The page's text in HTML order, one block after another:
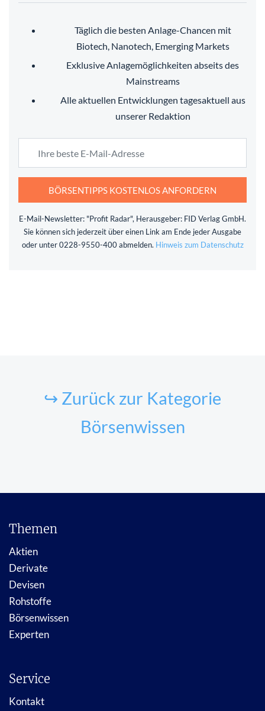
Täglich die besten Anlage-Chancen mit
Biotech, Nanotech, Emerging Markets
Exklusive Anlagemöglichkeiten abseits des
Mainstreams
Alle aktuellen Entwicklungen tagesaktuell aus
unserer Redaktion
BÖRSENTIPPS KOSTENLOS ANFORDERN
E-Mail-Newsletter: "Profit Radar", Herausgeber: FID Verlag GmbH.
Sie können sich jederzeit über einen Link am Ende jeder Ausgabe
oder unter 0228-9550-400 abmelden. Hinweis zum Datenschutz
↪ Zurück zur Kategorie
Börsenwissen
Themen
Aktien
Derivate
Devisen
Rohstoffe
Börsenwissen
Experten
Service
Kontakt